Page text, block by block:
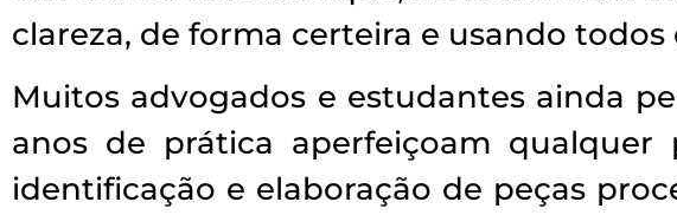
clareza, de forma certeira e usando
Muitos advogados e estudantes ainda
anos de prática aperfeiçoam
identificação e elaboração de peças